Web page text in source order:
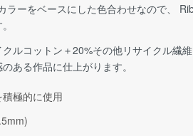
ラーをベースにした色合わせなので、
ルコットン＋20%その他リサイクル繊
ある作品に仕上がります。
極的に使用